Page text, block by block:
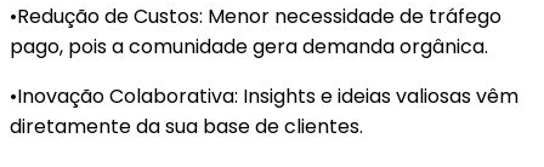
•Redução de Custos: Menor necessidade de tráfego
pago, pois a comunidade gera demanda orgânica.
•Inovação Colaborativa: Insights e ideias valiosas vêm
diretamente da sua base de clientes.